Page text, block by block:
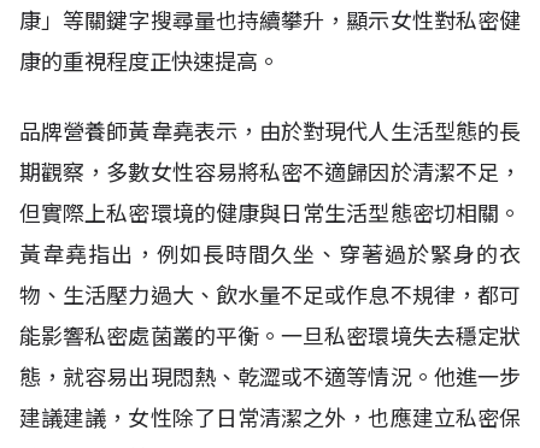
康」等關鍵字搜尋量也持續攀升，顯示女性對私密健
康的重視程度正快速提高。
品牌營養師黃韋堯表示，由於對現代人生活型態的長
期觀察，多數女性容易將私密不適歸因於清潔不足，
但實際上私密環境的健康與日常生活型態密切相關。
黃韋堯指出，例如長時間久坐、穿著過於緊身的衣
物、生活壓力過大、飲水量不足或作息不規律，都可
能影響私密處菌叢的平衡。一旦私密環境失去穩定狀
態，就容易出現悶熱、乾澀或不適等情況。他進一步
建議建議，女性除了日常清潔之外，也應建立私密保